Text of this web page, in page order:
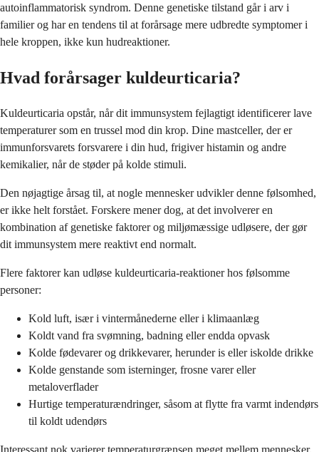
autoinflammatorisk syndrom. Denne genetiske tilstand går i arv i
familier og har en tendens til at forårsage mere udbredte symptomer i
hele kroppen, ikke kun hudreaktioner.
Hvad forårsager kuldeurticaria?
Kuldeurticaria opstår, når dit immunsystem fejlagtigt identificerer lave
temperaturer som en trussel mod din krop. Dine mastceller, der er
immunforsvarets forsvarere i din hud, frigiver histamin og andre
kemikalier, når de støder på kolde stimuli.
Den nøjagtige årsag til, at nogle mennesker udvikler denne følsomhed,
er ikke helt forstået. Forskere mener dog, at det involverer en
kombination af genetiske faktorer og miljømæssige udløsere, der gør
dit immunsystem mere reaktivt end normalt.
Flere faktorer kan udløse kuldeurticaria-reaktioner hos følsomme
personer:
Kold luft, især i vintermånederne eller i klimaanlæg
Koldt vand fra svømning, badning eller endda opvask
Kolde fødevarer og drikkevarer, herunder is eller iskolde drikke
Kolde genstande som isterninger, frosne varer eller
metaloverflader
Hurtige temperaturændringer, såsom at flytte fra varmt indendørs
til koldt udendørs
Interessant nok varierer temperaturgrænsen meget mellem mennesker.